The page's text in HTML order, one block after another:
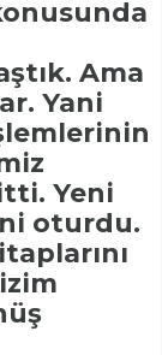
Ama
Yani
Yeni
oturdu.